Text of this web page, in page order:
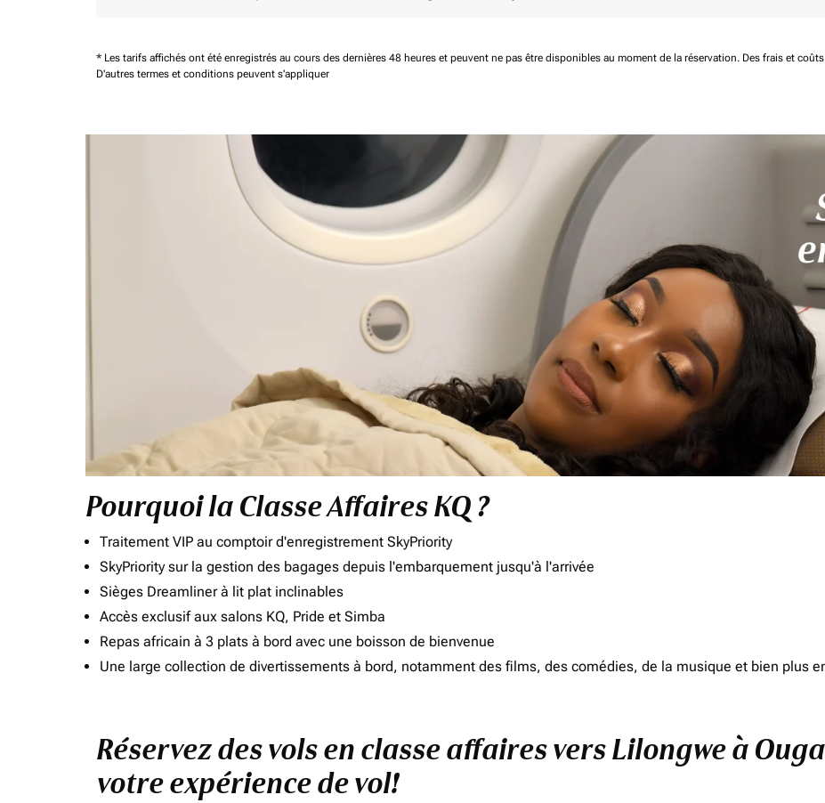
* Les tarifs affichés ont été enregistrés au cours des dernières 48 heures et peuvent ne pas être disponibles au moment de la réservation. Des frais et
D'autres termes et conditions peuvent s'appliquer
Pourquoi la Classe Affaires KQ ?
Traitement VIP au comptoir d'enregistrement SkyPriority
SkyPriority sur la gestion des bagages depuis l'embarquement jusqu'à l'arrivée
Sièges Dreamliner à lit plat inclinables
Accès exclusif aux salons KQ, Pride et Simba
Repas africain à 3 plats à bord avec une boisson de bienvenue
Une large collection de divertissements à bord, notamment des films, des comédies, de la musique et bien plus
Réservez des vols en classe affaires vers Lilongwe à
votre expérience de vol!